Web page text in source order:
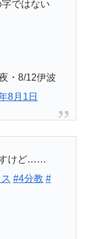
ではない
・8/12伊波
8月1日
すけど……
#4分教 #